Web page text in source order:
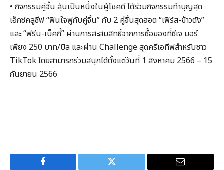
• กิจกรรมคู่จิ้น ลุ้นเป็นหนึ่งในผู้โชคดี ได้ร่วมกิจกรรมทำบุญสุด
เอ็กซ์คลูซีฟ “ฟินใจฟูกับคู่จิ้น” กับ 2 คู่จิ้นสุดฮอต “เฟิร์ส-ข้าวตัง”
และ “ฟรีน-เบ็คกี้” ผ่านการสะสมสิทธิ์จากการซื้อของที่ซีเจ มอร์
เพียง 250 บาท/บิล และผ่าน Challenge สุดครีเอทีฟสำหรับชาว
TikTok โดยสามารถร่วมสนุกได้ตั้งแต่วันที่ 1 สิงหาคม 2566 – 15
กันยายน 2566